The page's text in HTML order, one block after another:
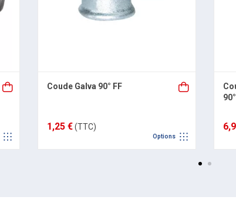
Coude Galva 90° FF
1,25 €(TTC)
Options